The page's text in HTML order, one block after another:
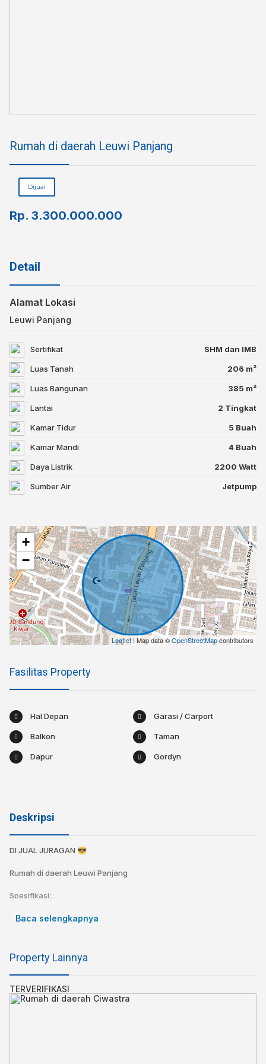
Rumah di daerah Leuwi Panjang⁣
Dijual
Rp. 3.300.000.000
Detail
Alamat Lokasi
Leuwi Panjang⁣
Sertifikat SHM dan IMB
Luas Tanah 206 m²
Luas Bangunan 385 m²
Lantai 2 Tingkat
Kamar Tidur 5 Buah
Kamar Mandi 4 Buah
Daya Listrik 2200 Watt
Sumber Air Jetpump
+
−
Leaflet| Map data ©OpenStreetMapcontributors
Fasilitas Property
Hal Depan Garasi / Carport
Balkon Taman
Dapur Gordyn
Deskripsi
DI JUAL JURAGAN 😎⁣
Rumah di daerah Leuwi Panjang⁣
Spesifikasi:⁣
Kamar tidur : 5⁣
Kamar Mandi : 4⁣
Air : Jetpump⁣
Listrik : 2200 W⁣
Carport : ya⁣
Baca selengkapnya
Property Lainnya
TERVERIFIKASI